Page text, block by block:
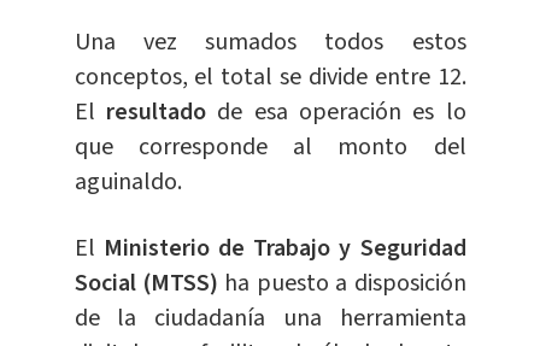
Una vez sumados todos estos
conceptos, el total se divide entre 12.
El resultado de esa operación es lo
que corresponde al monto del
aguinaldo.
El Ministerio de Trabajo y Seguridad
Social (MTSS) ha puesto a disposición
de la ciudadanía una herramienta